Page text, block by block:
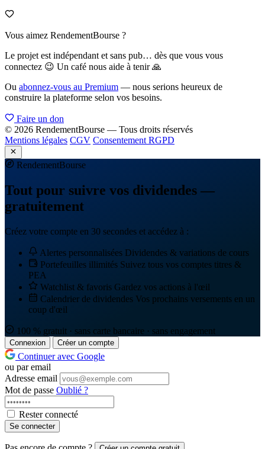
Vous aimez RendementBourse ?
Le projet est indépendant et sans pub… dès que vous vous
connectez 😉 Un café nous aide à tenir 🙏
Ou abonnez-vous au Premium — nous serions heureux de
construire la plateforme selon vos besoins.
Faire un don
© 2026 RendementBourse — Tous droits réservés
Mentions légales CGV Consentement RGPD
RendementBourse
Tout pour suivre vos dividendes —
gratuitement
Créez votre compte en 30 secondes et accédez à :
Alertes personnalisées Dividendes & variations de cours
Portefeuilles illimités Suivez tous vos comptes titres &
PEA
Watchlist & favoris Gardez vos actions à l'œil
Calendrier de dividendes Vos prochains versements en un
coup d'œil
100 % gratuit · sans carte bancaire · sans engagement
Connexion Créer un compte
Continuer avec Google
ou par email
Adresse email
Mot de passe Oublié ?
Rester connecté
Se connecter